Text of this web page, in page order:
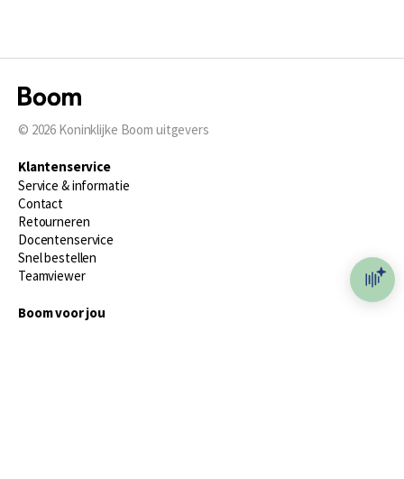
© 2026 Koninklijke Boom uitgevers
Klantenservice
Service & informatie
Contact
Retourneren
Docentenservice
Snel bestellen
Teamviewer
Boom voor jou